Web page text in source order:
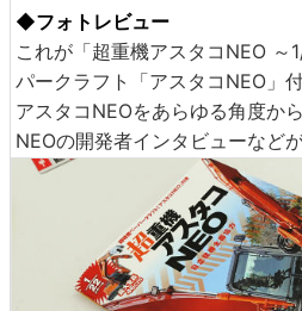
◆フォトレビュー
これが「超重機アスタコNEO ～
パークラフト「アスタコNEO」
アスタコNEOをあらゆる角度か
NEOの開発者インタビューなど